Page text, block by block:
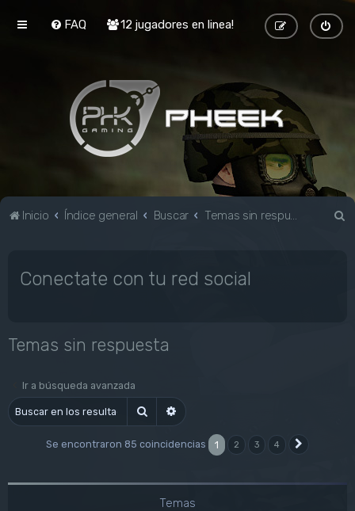
FAQ 12 jugadores en linea!
Inicio Índice general Buscar Temas sin respuesta
Conectate con tu red social
Temas sin respuesta
Ir a búsqueda avanzada
Buscar Búsqueda avanzada
Se encontraron 85 coincidencias 1 2 3 4
Temas